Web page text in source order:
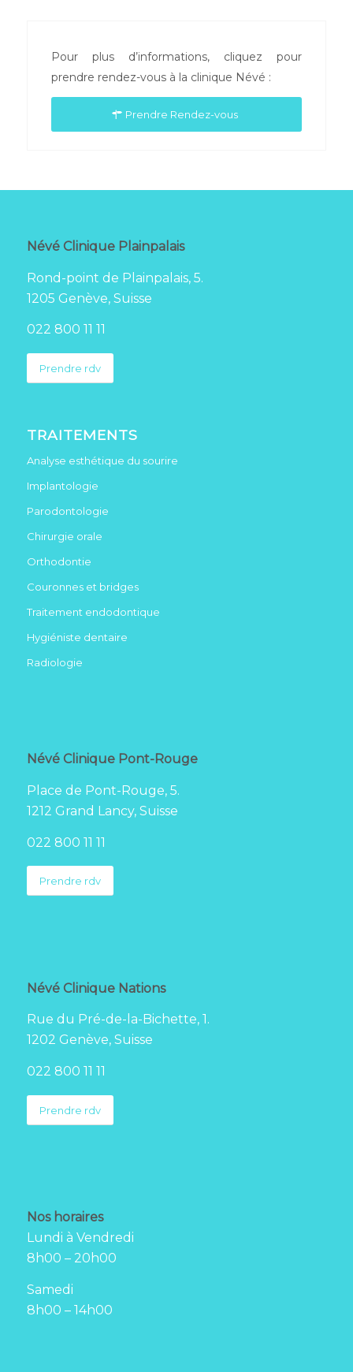
Pour plus d’informations, cliquez pour
prendre rendez-vous à la clinique Névé :
Prendre Rendez-vous
Névé Clinique Plainpalais
Rond-point de Plainpalais, 5.
1205 Genève, Suisse
022 800 11 11
Prendre rdv
TRAITEMENTS
Analyse esthétique du sourire
Implantologie
Parodontologie
Chirurgie orale
Orthodontie
Couronnes et bridges
Traitement endodontique
Hygiéniste dentaire
Radiologie
Névé Clinique Pont-Rouge
Place de Pont-Rouge, 5.
1212 Grand Lancy, Suisse
022 800 11 11
Prendre rdv
Névé Clinique Nations
Rue du Pré-de-la-Bichette, 1.
1202 Genève, Suisse
022 800 11 11
Prendre rdv
Nos horaires
Lundi à Vendredi
8h00 – 20h00
Samedi
8h00 – 14h00